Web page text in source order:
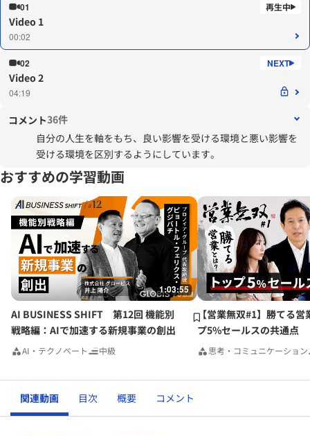
01
Video 1
00:02
02
Video 2
04:19
コメント36件
自分の人生を軸をもち、良い影響を受ける環境と悪い影響を
受ける環境を区別するようにしています。
おすすめの学習動画
1:03:55
AI BUSINESS SHIFT 第12回 機能別
戦略編：AIで加速する新規事業の創出
AI・テクノベート 中級
【営業無双#1】勝てる営
プ5%セールスの共通点
思考・コミュニケーション
関連動画 目次 概要 コメント